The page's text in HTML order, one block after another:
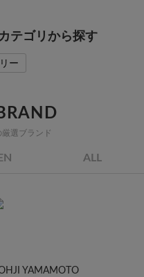
テゴリから探す
ー
選ブランド
ALL
YAMAMOTO